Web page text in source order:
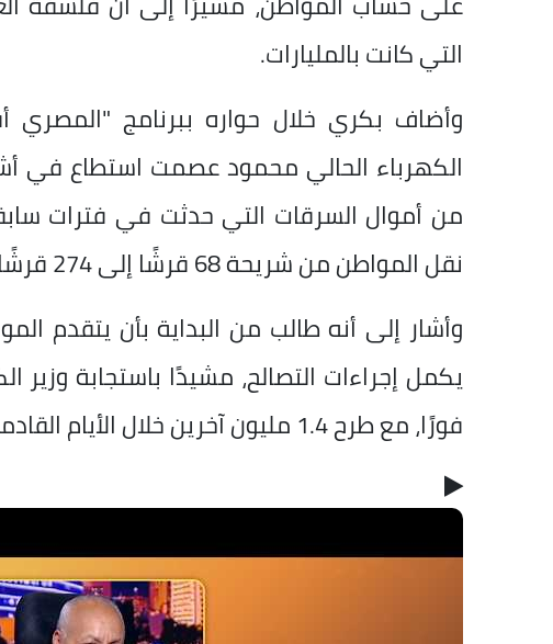
التي كانت بالمليارات.
وأضاف بكري خلال حواره ببرنامج
من أموال السرقات التي حدثت في فترات
نقل المواطن من شريحة 68 قرشًا إلى 274 قرشًا.
وأشار إلى أنه طالب من البداية بأن يتقدم
فورًا، مع طرح 1.4 مليون آخرين خلال الأيام القادمة، مطالبًا بالتسهيل على الناس.